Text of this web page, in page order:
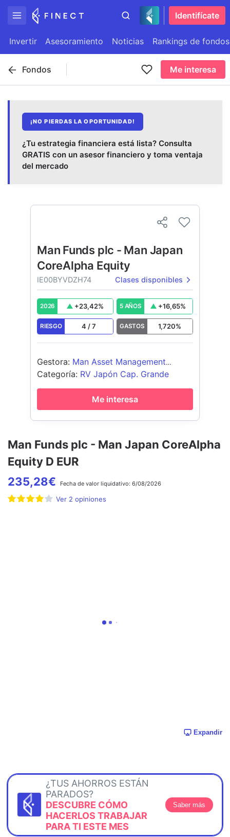
Identifícate
Invertir Asesoramiento Noticias Rankings de fondos
Fondos Me interesa
¡NO PIERDAS LA OPORTUNIDAD!
¿Tu estrategia financiera está lista? Consulta
GRATIS con un asesor financiero y toma ventaja
del mercado
Man Funds plc - Man Japan CoreAlpha
Equity D EUR
235,28€ Fecha de valor liquidativo: 6/08/2026
Ver 2 opiniones
Expandir
¿TUS AHORROS ESTÁN
PARADOS?
DESCUBRE CÓMO
HACERLOS TRABAJAR
PARA TI ESTE MES
Saber más
Man Funds plc - Man Japan
CoreAlpha Equity
IE00BYVDZH74 Clases disponibles
2026 +23,42% 5 AÑOS +16,65%
RIESGO 4 /7 GASTOS 1,720%
Gestora: Man Asset Management
(Ireland) Limited
Categoría: RV Japón Cap. Grande
Me interesa